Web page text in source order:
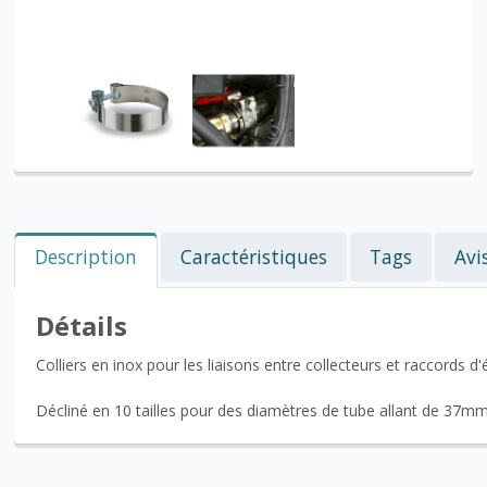
Description Caractéristiques Tags
Détails
Colliers en inox pour les liaisons entre collecteurs et raccords
Décliné en 10 tailles pour des diamètres de tube allant de